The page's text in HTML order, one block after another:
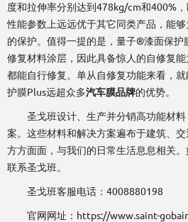
度和拉伸率分别达到478kg/cm和400%
性能参数上远远优于其它同类产品，能
的保护。值得一提的是，量子®漆面保护
修复材料涂层，因此具备惊人的自修复
都能自行修复。单从自修复功能来看，
护膜Plus远超众多汽车膜品牌的优势。
圣戈班设计、生产并分销高功能材料
案。这些材料和解决方案遍布于建筑、
方方面面，与我们的日常生活息息相关
联系圣戈班。
圣戈班客服电话：4008880198
官网网址：https://www.saint-